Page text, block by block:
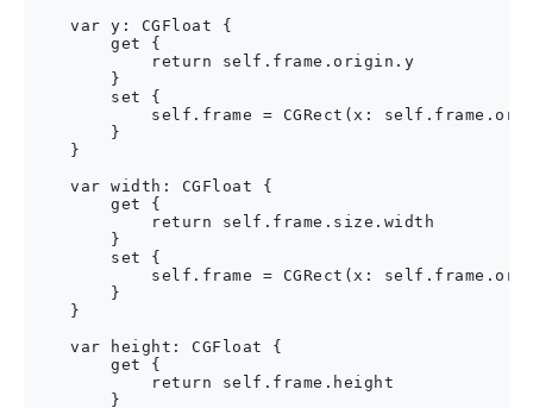
    var y: CGFloat {
        get {
            return self.frame.origin.y
        }
        set {
self.frame = CGRect(x:
        }
    }
    var width: CGFloat {
        get {
            return self.frame.size.width
        }
        set {
self.frame = CGRect(x:
        }
    }
    var height: CGFloat {
        get {
            return self.frame.height
        }